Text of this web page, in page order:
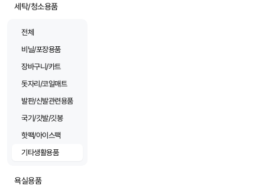
세탁/청소용품
전체
비닐/포장용품
장바구니/카트
돗자리/코일매트
발판/신발관련용품
국기/깃발/깃봉
핫팩/아이스팩
기타생활용품
욕실용품